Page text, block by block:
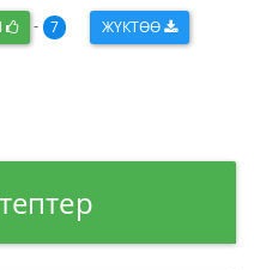
- 7 ЖҮКТӨӨ